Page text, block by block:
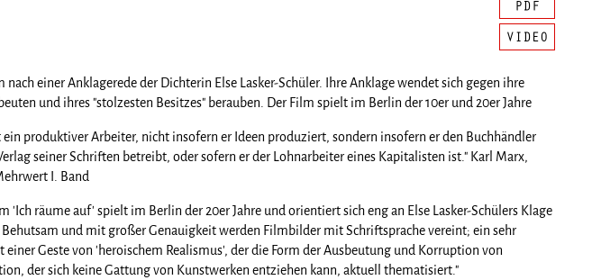
einer Anklagerede der Dichterin Else Lasker-Schüler. Ihre Anklage wendet sich gegen ihre
und ihres "stolzesten Besitzes" berauben. Der Film spielt im Berlin der 10er und 20er Jahre
produktiver Arbeiter, nicht insofern er Ideen produziert, sondern insofern er den Buchhändler
seiner Schriften betreibt, oder sofern er der Lohnarbeiter eines Kapitalisten ist." Karl Marx,
I. Band
'Ich räume auf' spielt im Berlin der 20er Jahre und orientiert sich eng an Else Lasker-Schülers Klage
Behutsam und mit großer Genauigkeit werden Filmbilder mit Schriftsprache vereint; ein sehr
Geste von 'heroischem Realismus', der die Form der Ausbeutung und Korruption von
der sich keine Gattung von Kunstwerken entziehen kann, aktuell thematisiert."